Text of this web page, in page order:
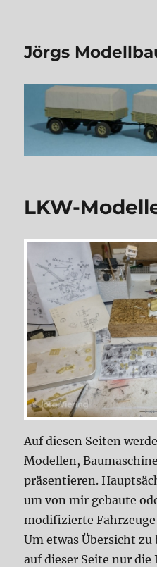
Jörgs
LKW-
Auf diesen Seiten
Modellen,
präsentieren.
um von mir gebaute
modifizierte
Um etwas Übersicht
auf dieser Seite nur